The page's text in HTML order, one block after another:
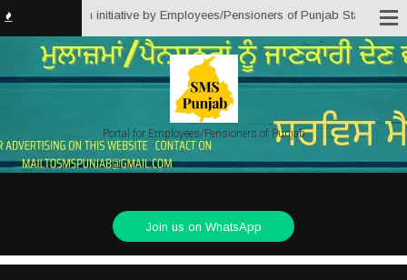
is an initiative by Employees/Pensioners of Punjab State
Portal for Employees/Pensioners of Punjab
Join us on WhatsApp